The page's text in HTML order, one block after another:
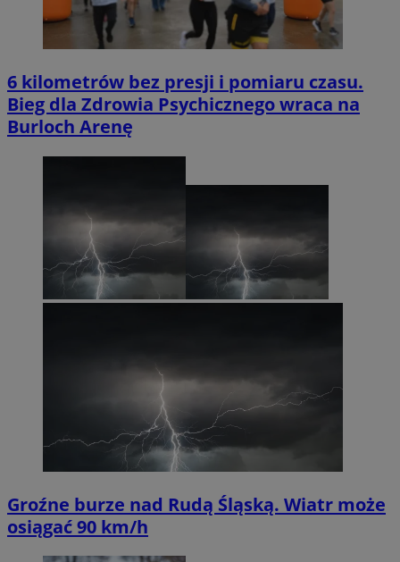
6 kilometrów bez presji i pomiaru czasu.
Bieg dla Zdrowia Psychicznego wraca na
Burloch Arenę
Groźne burze nad Rudą Śląską. Wiatr może
osiągać 90 km/h